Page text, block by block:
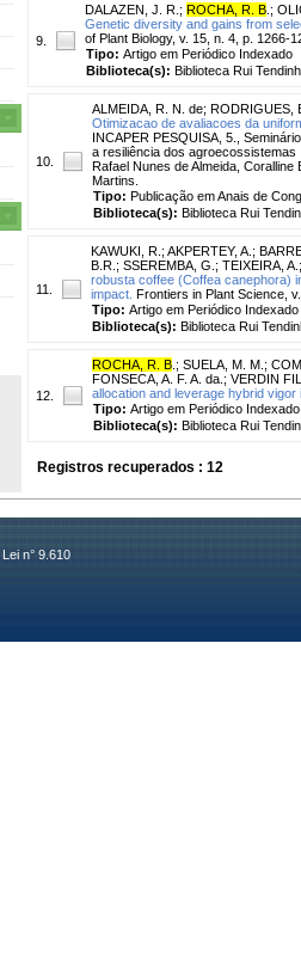
9.
DALAZEN, J. R. ; ROCHA, R. B ;
Genetic diversity and gains from
of Plant Biology, v. 15, n. 4, p. 1266-
Tipo: Artigo em Periódico Indexado
Biblioteca(s): Biblioteca Rui
10.
ALMEIDA, R. N. de; RODRIGUES,
Otimizacao de avaliacoes da
INCAPER PESQUISA, 5.,
a resiliência dos agroecossistemas
Rafael Nunes de Almeida,
Martins.
Tipo: Publicação em Anais de
Biblioteca(s): Biblioteca Rui
11.
KAWUKI, R. ; AKPERTEY, A. ;
B.R. ; SSEREMBA, G. ; TEIXEIRA, A.
robusta coffee (Coffea canephora)
impact. Frontiers in Plant Science,
Tipo: Artigo em Periódico Indexado
Biblioteca(s): Biblioteca Rui
12.
ROCHA, R. B ; SUELA, M. M. ;
FONSECA, A. F. A. da. ; VERDIN
allocation and leverage hybrid
Tipo: Artigo em Periódico Indexado
Biblioteca(s): Biblioteca Rui
Registros recuperados : 12
n° 9.610